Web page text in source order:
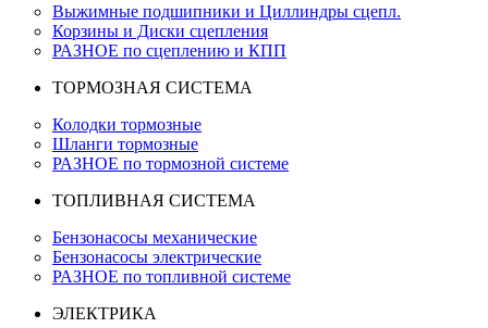
Выжимные подшипники и Циллиндры сцепл.
Корзины и Диски сцепления
РАЗНОЕ по сцеплению и КПП
ТОРМОЗНАЯ СИСТЕМА
Колодки тормозные
Шланги тормозные
РАЗНОЕ по тормозной системе
ТОПЛИВНАЯ СИСТЕМА
Бензонасосы механические
Бензонасосы электрические
РАЗНОЕ по топливной системе
ЭЛЕКТРИКА